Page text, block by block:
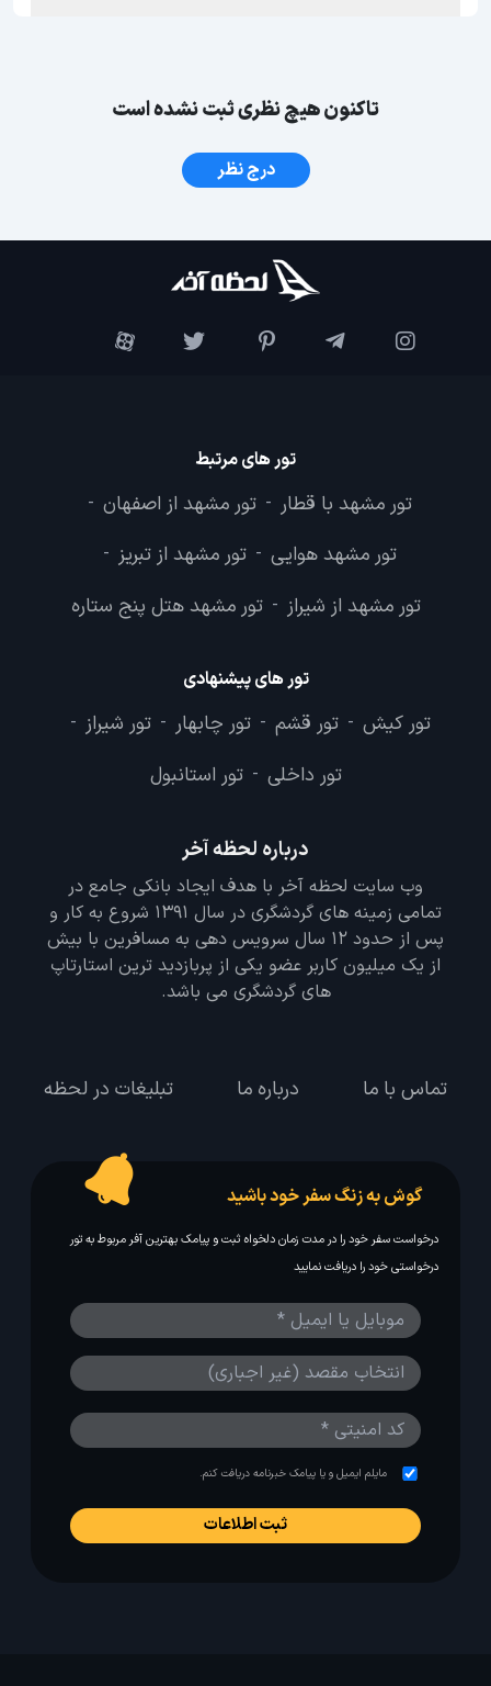
تاکنون هیچ نظری ثبت نشده است
درج نظر
تور های مرتبط
تور مشهد با قطار - تور مشهد از اصفهان -
تور مشهد هوایی - تور مشهد از تبریز -
تور مشهد از شیراز - تور مشهد هتل پنج ستاره
تور های پیشنهادی
تور کیش - تور قشم - تور چابهار - تور شیراز -
تور داخلی - تور استانبول
درباره لحظه آخر
وب سایت لحظه آخر با هدف ایجاد بانکی جامع در
تمامی زمینه های گردشگری در سال 1391 شروع به کار و
پس از حدود 12 سال سرویس دهی به مسافرین با بیش
از یک میلیون کاربر عضو یکی از پربازدید ترین استارتاپ
های گردشگری می باشد.
تماس با ما درباره ما تبلیغات در لحظه
گوش به زنگ سفر خود باشید
درخواست سفر خود را در مدت زمان دلخواه ثبت و پیامک بهترین آفر مربوط به تور
درخواستی خود را دریافت نمایید
مایلم ایمیل و یا پیامک خبرنامه دریافت کنم.